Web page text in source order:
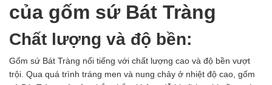
của gốm sứ Bát Tràng
Chất lượng và độ bền:
Gốm sứ Bát Tràng nổi tiếng với chất lượng cao và độ bền vượt
trội. Qua quá trình tráng men và nung chảy ở nhiệt độ cao, gốm